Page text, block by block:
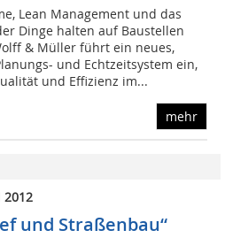
Lean Management und das
Dinge halten auf Baustellen
& Müller führt ein neues,
und Echtzeitsystem ein,
und Effizienz im...
mehr
2012
und Straßenbau“